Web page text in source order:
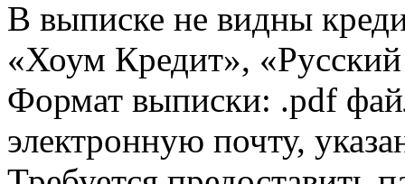
В выписке не видны
«Хоум Кредит»,
Формат выписки: .pdf
электронную почту,